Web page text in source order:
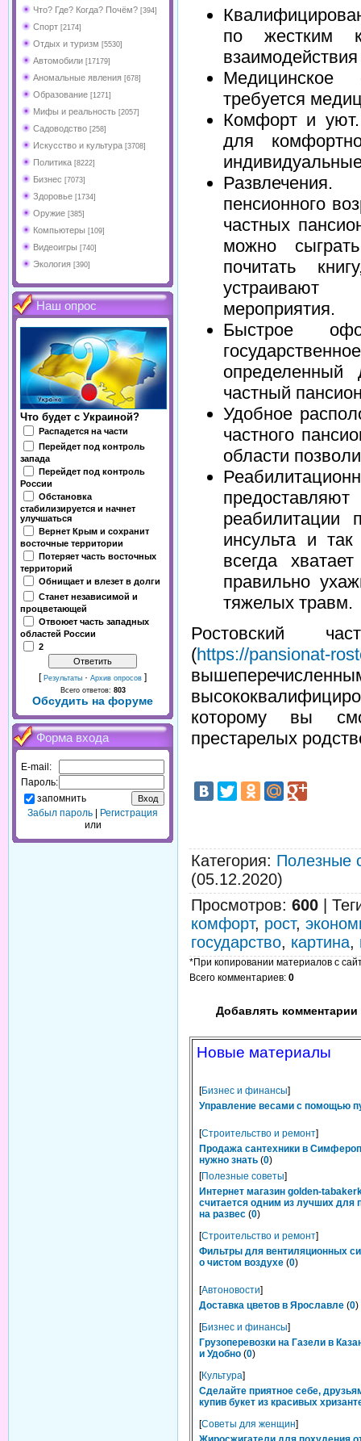
Что? Где? Когда? Почём? [394]
Спорт [2174]
Отдых и туризм [5530]
Автомобили [17179]
Аномальные явления [678]
Образование [1271]
Мифы и реальность [2057]
Садоводство [258]
Искусство и культура [3708]
Политика [8222]
Бизнес [7073]
Здоровье [1734]
Оружие [385]
Компьютеры [109]
Видеоигры [740]
Экология [390]
Наш опрос
Что будет с Украиной?
Распадется на части
Перейдет под контроль
запада
Перейдет под контроль
России
Обстановка
стабилизируется и начнет
улучшаться
Вернет Крым и сохранит
восточные территории
Потеряет часть восточных
территорий
Обнищает и влезет в долги
Станет независимой и
процветающей
Отвоюет часть западных
областей России
2
[ Результаты · Архив опросов ]
Всего ответов: 803
Обсудить на форуме
Форма входа
E-mail:
Пароль:
запомнить
Забыл пароль
Регистрация
или
по жестким
Медицинское
требуется
Комфорт и
для
пенсионного
частных
можно
почитать
устраивают
мероприятия.
Быстрое
частный
Удобное
частного
области
реабилитации
инсульта и
всегда
правильно
тяжелых травм.
Ростовский
(https://pansionat-
которому вы
престарелых
Категория: Полезные
(05.12.2020)
Просмотров: 600
комфорт, рост,
государство, картина,
*При копировании материалов с
Всего комментариев: 0
Добавлять комментарии
Новые материалы
[Бизнес и финансы]
Управление весами с помощью
[Строительство и ремонт]
Продажа сантехники в
нужно знать (0)
[Полезные советы]
Интернет магазин golden-
считается одним из лучших для
на развес (0)
[Строительство и ремонт]
Фильтры для вентиляционных
о чистом воздухе (0)
[Автоновости]
Доставка цветов в Ярославле (0)
[Бизнес и финансы]
Грузоперевозки на Газели в
и Удобно (0)
[Культура]
Сделайте приятное себе,
купив букет из красивых
[Советы для женщин]